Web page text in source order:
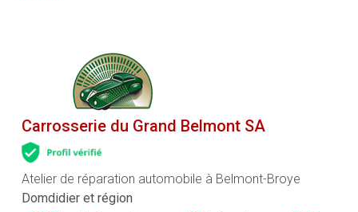
Carrosserie du Grand Belmont SA
Atelier de réparation automobile à Belmont-Broye
Domdidier et région